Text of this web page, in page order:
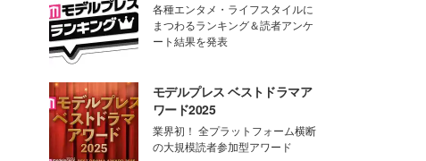
各種エンタメ・ライフスタイルに
まつわるランキング＆読者アンケ
ート結果を発表
モデルプレス ベストドラマア
ワード2025
業界初！ 全プラットフォーム横断
の大規模読者参加型アワード